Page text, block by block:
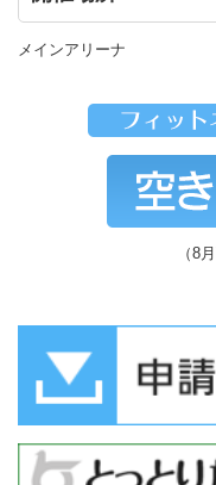
メインアリーナ
（8